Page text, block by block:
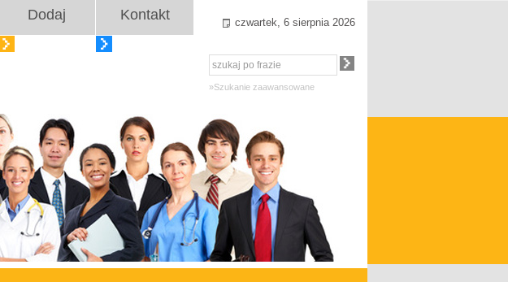
Dodaj Kontakt czwartek, 6 sierpnia 2026
»Szukanie zaawansowane